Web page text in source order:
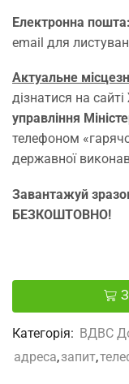
Електронна пошта:
email для
Актуальне
дізнатися на сайті
управління
телефоном
державної
Завантажуй
БЕЗКОШТОВНО!
Категорія: ВДВС
адреса,запит,